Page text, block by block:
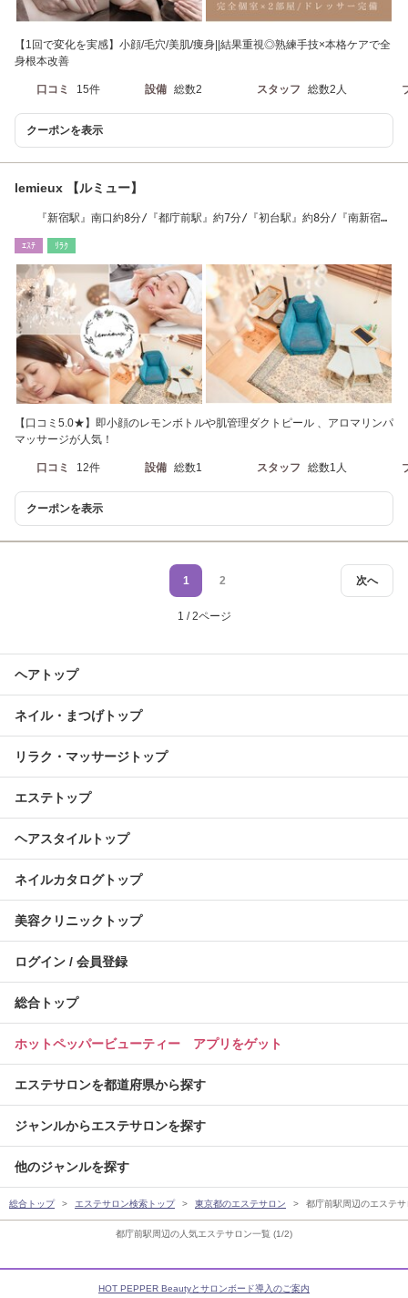
都庁前駅周辺の人気エステサロン一覧 (1/2)
【1回で変化を実感】小顔/毛穴/美肌/痩身||結果重視◎熟練手技×本格ケアで全
身根本改善
口コミ 15件 設備 総数2 スタッフ 総数2人
クーポンを表示
lemieux 【ルミュー】
『新宿駅』南口約8分/『都庁前駅』約7分/『初台駅』約8分/『南新宿
ｴｽﾃ ﾘﾗｸ
【口コミ5.0★】即小顔のレモンボトルや肌管理ダクトピール 、アロマリンパ
マッサージが人気！
口コミ 12件 設備 総数1 スタッフ 総数1人
クーポンを表示
次へ
1 2
1 / 2ページ
ヘアトップ
ネイル・まつげトップ
リラク・マッサージトップ
エステトップ
ヘアスタイルトップ
ネイルカタログトップ
美容クリニックトップ
ログイン / 会員登録
総合トップ
ホットペッパービューティー アプリをゲット
エステサロンを都道府県から探す
ジャンルからエステサロンを探す
他のジャンルを探す
総合トップ エステサロン検索トップ 東京都のエステサロン 都庁前駅周辺のエステサ
HOT PEPPER Beautyとサロンボード導入のご案内